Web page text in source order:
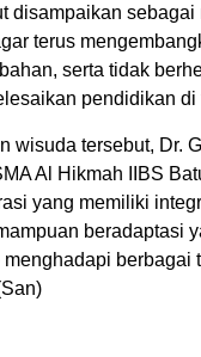
disampaikan sebagai
terus
serta tidak
pendidikan di
wisuda tersebut, Dr.
Al Hikmah IIBS
yang memiliki
beradaptasi
berbagai